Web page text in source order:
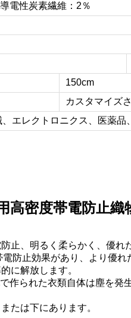
電性炭素繊維：2％
150cm
カスタマイズ
エレクトロニクス、医薬品
高密度帯電防止織
止、明るく柔らかく、優れ
防止効果があり、より優れ
に解放します。
作られた衣類自体は塵を発
たは下にあります。